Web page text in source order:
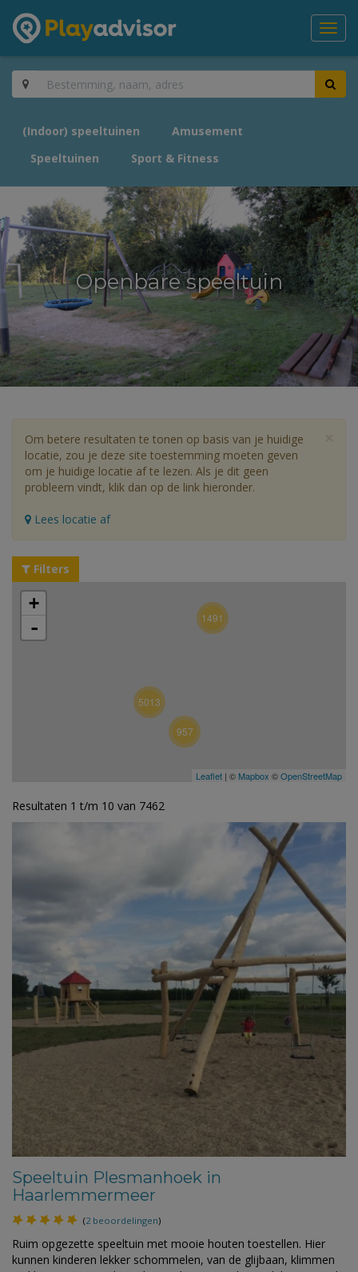
(Indoor) speeltuinen
Amusement
Speeltuinen
Sport & Fitness
Openbare speeltuin
Om betere resultaten te tonen op basis van je huidige
locatie, zou je deze site toestemming moeten geven
om je huidige locatie af te lezen. Als je dit geen
probleem vindt, klik dan op de link hieronder.
Lees locatie af
Filters
957
1491
5013
+
-
Leaflet | © Mapbox ©OpenStreetMap
Resultaten 1 t/m 10 van 7462
Speeltuin Plesmanhoek in
Haarlemmermeer
(2 beoordelingen)
Ruim opgezette speeltuin met mooie houten toestellen. Hier
kunnen kinderen lekker schommelen, van de glijbaan, klimmen